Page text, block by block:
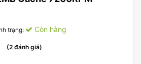
trạng: Còn hàng
(2 đánh giá)